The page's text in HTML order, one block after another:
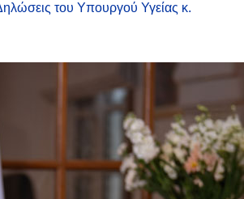
του Υπουργού Υγείας κ.